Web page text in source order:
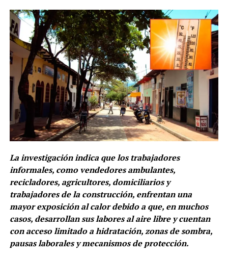
La investigación indica que los trabajadores
informales, como vendedores ambulantes,
recicladores, agricultores, domiciliarios y
trabajadores de la construcción, enfrentan una
mayor exposición al calor debido a que, en muchos
casos, desarrollan sus labores al aire libre y cuentan
con acceso limitado a hidratación, zonas de sombra,
pausas laborales y mecanismos de protección.